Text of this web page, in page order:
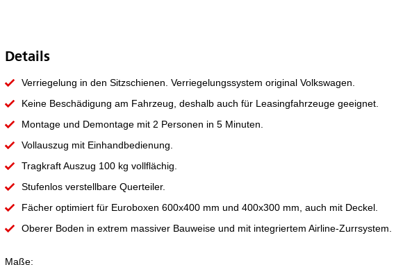
Details
Verriegelung in den Sitzschienen. Verriegelungssystem original Volkswagen.
Keine Beschädigung am Fahrzeug, deshalb auch für Leasingfahrzeuge geeignet.
Montage und Demontage mit 2 Personen in 5 Minuten.
Vollauszug mit Einhandbedienung.
Tragkraft Auszug 100 kg vollflächig.
Stufenlos verstellbare Querteiler.
Fächer optimiert für Euroboxen 600x400 mm und 400x300 mm, auch mit Deckel.
Oberer Boden in extrem massiver Bauweise und mit integriertem Airline-Zurrsystem.
Maße: